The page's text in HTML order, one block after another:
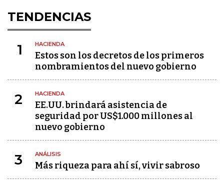
TENDENCIAS
1 HACIENDA
Estos son los decretos de los primeros
nombramientos del nuevo gobierno
2 HACIENDA
EE.UU. brindará asistencia de
seguridad por US$1.000 millones al
nuevo gobierno
3 ANÁLISIS
Más riqueza para ahí sí, vivir sabroso